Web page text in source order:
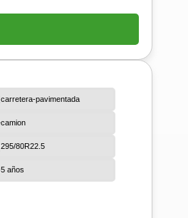
carretera-pavimentada
camion
295/80R22.5
5 años